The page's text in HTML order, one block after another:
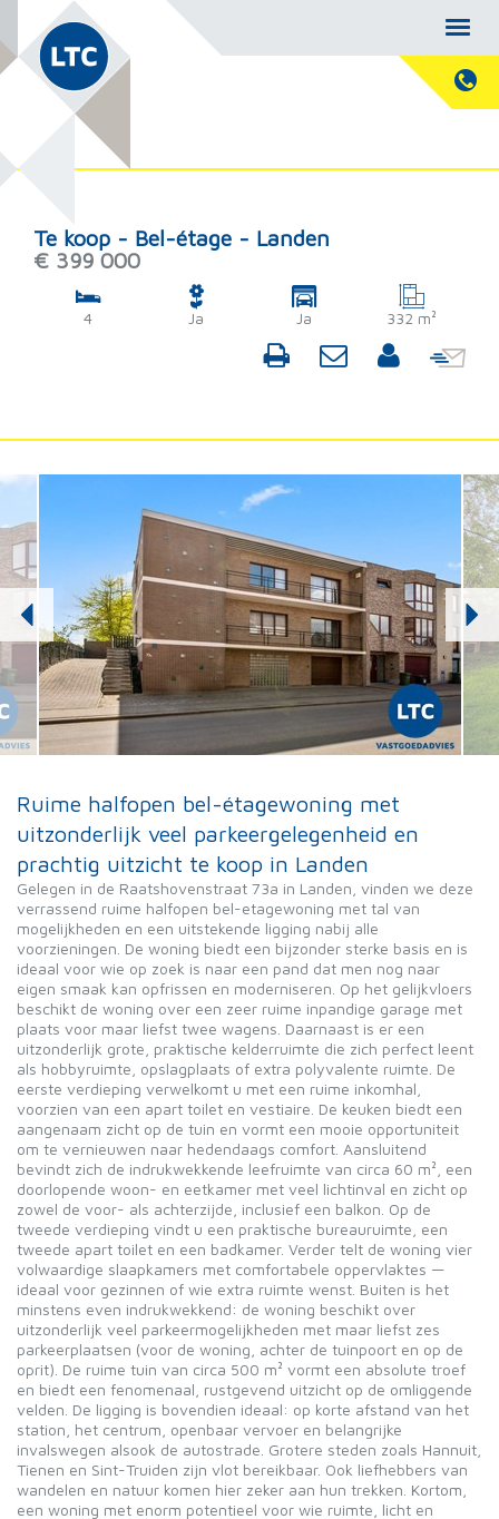
Te koop - Bel-étage - Landen
€ 399 000
4 Ja Ja 332 m²
Ruime halfopen bel-étagewoning met
uitzonderlijk veel parkeergelegenheid en
prachtig uitzicht te koop in Landen
Gelegen in de Raatshovenstraat 73a in Landen, vinden we deze
verrassend ruime halfopen bel-etagewoning met tal van
mogelijkheden en een uitstekende ligging nabij alle
voorzieningen. De woning biedt een bijzonder sterke basis en is
ideaal voor wie op zoek is naar een pand dat men nog naar
eigen smaak kan opfrissen en moderniseren. Op het gelijkvloers
beschikt de woning over een zeer ruime inpandige garage met
plaats voor maar liefst twee wagens. Daarnaast is er een
uitzonderlijk grote, praktische kelderruimte die zich perfect leent
als hobbyruimte, opslagplaats of extra polyvalente ruimte. De
eerste verdieping verwelkomt u met een ruime inkomhal,
voorzien van een apart toilet en vestiaire. De keuken biedt een
aangenaam zicht op de tuin en vormt een mooie opportuniteit
om te vernieuwen naar hedendaags comfort. Aansluitend
bevindt zich de indrukwekkende leefruimte van circa 60 m², een
doorlopende woon- en eetkamer met veel lichtinval en zicht op
zowel de voor- als achterzijde, inclusief een balkon. Op de
tweede verdieping vindt u een praktische bureauruimte, een
tweede apart toilet en een badkamer. Verder telt de woning vier
volwaardige slaapkamers met comfortabele oppervlaktes —
ideaal voor gezinnen of wie extra ruimte wenst. Buiten is het
minstens even indrukwekkend: de woning beschikt over
uitzonderlijk veel parkeermogelijkheden met maar liefst zes
parkeerplaatsen (voor de woning, achter de tuinpoort en op de
oprit). De ruime tuin van circa 500 m² vormt een absolute troef
en biedt een fenomenaal, rustgevend uitzicht op de omliggende
velden. De ligging is bovendien ideaal: op korte afstand van het
station, het centrum, openbaar vervoer en belangrijke
invalswegen alsook de autostrade. Grotere steden zoals Hannuit,
Tienen en Sint-Truiden zijn vlot bereikbaar. Ook liefhebbers van
wandelen en natuur komen hier zeker aan hun trekken. Kortom,
een woning met enorm potentieel voor wie ruimte, licht en